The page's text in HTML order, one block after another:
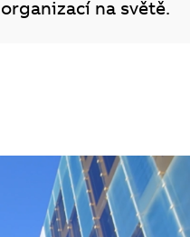
organizací na světě.